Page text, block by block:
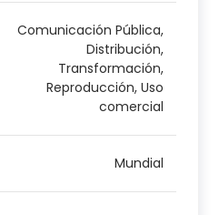
Comunicación Pública,
Distribución,
Transformación,
Reproducción, Uso
comercial
Mundial